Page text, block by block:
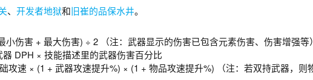
、 开发者地狱和旧崔的品保水井。
小伤害 + 最大伤害) ÷ 2 （注：武器显示的伤害已包含元素伤害、伤害增强等）
DPH × 技能描述里的武器伤害百分比
攻速 × (1 + 武器攻速提升%) × (1 + 物品攻速提升%) （注：若双持武器，则